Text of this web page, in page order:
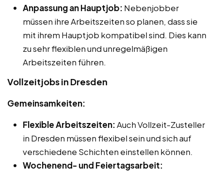
Anpassung an Hauptjob: Nebenjobber
müssen ihre Arbeitszeiten so planen, dass sie
mit ihrem Hauptjob kompatibel sind. Dies kann
zu sehr flexiblen und unregelmäßigen
Arbeitszeiten führen.
Vollzeitjobs in Dresden
Gemeinsamkeiten:
Flexible Arbeitszeiten:Auch Vollzeit-Zusteller
in Dresden müssen flexibel sein und sich auf
verschiedene Schichten einstellen können.
Wochenend- und Feiertagsarbeit: